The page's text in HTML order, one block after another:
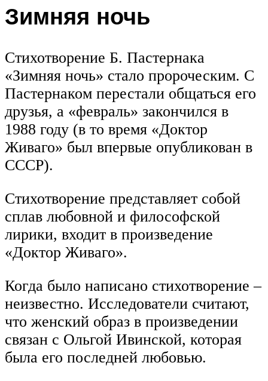
Зимняя ночь
Стихотворение Б. Пастернака
«Зимняя ночь» стало пророческим. С
Пастернаком перестали общаться его
друзья, а «февраль» закончился в
1988 году (в то время «Доктор
Живаго» был впервые опубликован в
СССР).
Стихотворение представляет собой
сплав любовной и философской
лирики, входит в произведение
«Доктор Живаго».
Когда было написано стихотворение –
неизвестно. Исследователи считают,
что женский образ в произведении
связан с Ольгой Ивинской, которая
была его последней любовью.